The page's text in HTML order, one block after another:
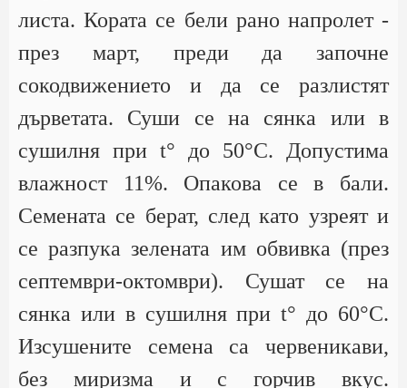
листа. Кората се бели рано напролет -
през март, преди да започне
сокодвижението и да се разлистят
дърветата. Суши се на сянка или в
сушилня при t° до 50°С. Допустима
влажност 11%. Опакова се в бали.
Семената се берат, след като узреят и
се разпука зелената им обвивка (през
септември-октомври). Сушат се на
сянка или в сушилня при t° до 60°С.
Изсушените семена са червеникави,
без миризма и с горчив вкус.